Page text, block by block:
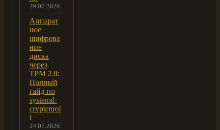
29.07.2026
Аппарат
ное
шифрова
ние
диска
через
TPM 2.0:
Полный
гайд по
systemd-
cryptenrol
l
24.07.2026